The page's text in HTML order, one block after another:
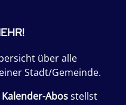
über alle
Stadt/Gemeinde.
Kalender-Abosstellst